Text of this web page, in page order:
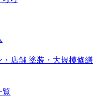
店舗 塗装・大規模修繕
覧